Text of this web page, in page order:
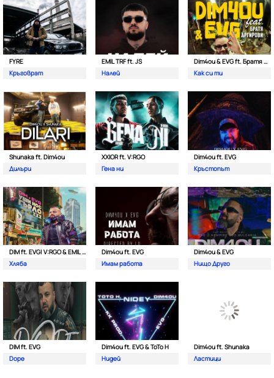
FYRE
Кръговрат
EMIL TRF ft. JS
Налей
Dim4ou & EVG ft. Братя Аргирови
Как си ти
Shunaka ft. Dim4ou
Дилъри
XXIOR ft. V:RGO
Гена ни
Dim4ou ft. EVG
Кръстопът
DIM ft. EVG| V:RGO & EMIL TRF
Хляба
Dim4ou ft. EVG
Имам работа
Dim4ou & EVG
Нищо Друго
DIM ft. EVG
Dope
Dim4ou ft. EVG & ToTo H
Нидей
Dim4ou ft. Shunaka
Ластици